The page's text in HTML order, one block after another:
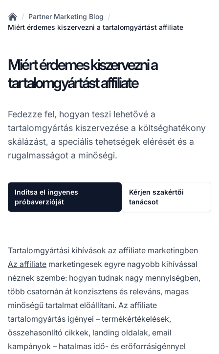
Home
/ Partner Marketing Blog /
Miért érdemes kiszervezni a tartalomgyártást affiliate
Miért érdemes kiszervezni a
tartalomgyártást affiliate
Fedezze fel, hogyan teszi lehetővé a
tartalomgyártás kiszervezése a költséghatékony
skálázást, a speciális tehetségek elérését és a
rugalmasságot a minőségi.
Indítsa el ingyenes
próbaverzióját
Kérjen szakértői
tanácsot
Tartalomgyártási kihívások az affiliate marketingben
Az affiliate marketingesek egyre nagyobb kihívással
néznek szembe: hogyan tudnak nagy mennyiségben,
több csatornán át konzisztens és releváns, magas
minőségű tartalmat előállítani. Az affiliate
tartalomgyártás igényei – termékértékelések,
összehasonlító cikkek, landing oldalak, email
kampányok – hatalmas idő- és erőforrásigénnyel